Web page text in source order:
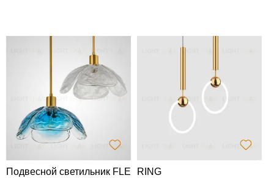
Подвесной светильник FLE
RING